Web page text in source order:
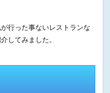
行った事ないレストランな
してみました。